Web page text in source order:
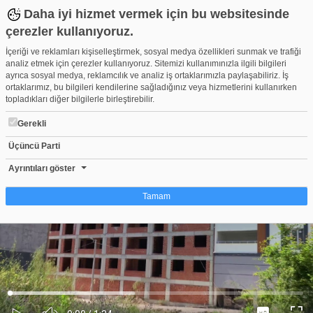
Daha iyi hizmet vermek için bu websitesinde
çerezler kullanıyoruz.
İçeriği ve reklamları kişiselleştirmek, sosyal medya özellikleri sunmak ve trafiği
analiz etmek için çerezler kullanıyoruz. Sitemizi kullanımınızla ilgili bilgileri
ayrıca sosyal medya, reklamcılık ve analiz iş ortaklarımızla paylaşabiliriz. İş
ortaklarımız, bu bilgileri kendilerine sağladığınız veya hizmetlerini kullanırken
topladıkları diğer bilgilerle birleştirebilir.
Gerekli
Üçüncü Parti
Ayrıntıları göster
Tamam
Çerez nedir?
Çerezler, web-sitelerinin, kullanıcıların deneyimlerini daha verimli hale getirmek
amacıyla kullandığı küçük metin dosyalarıdır. Yasalara göre, bu sitenin
işletilmesi için kesinlikle gerekli olan çerezleri cihazınıza yerleştirebiliyoruz.
Diğer çerez türleri için sizden izin almamız gerekiyor. Bu site farklı çerez türleri
kullanmaktadır. Bazı çerezler, sayfalarımızda yer alan üçüncü şahıs hizmetleri
tarafından yerleştirilir. İzniniz şu alanlar için geçerlidir: web.tv
Ses
Yüklendi:
0%
Yükleniyor:
0%
Bursa'da acı son! 30 yıl sonra kardeşiyle aynı kaderi yaşadı